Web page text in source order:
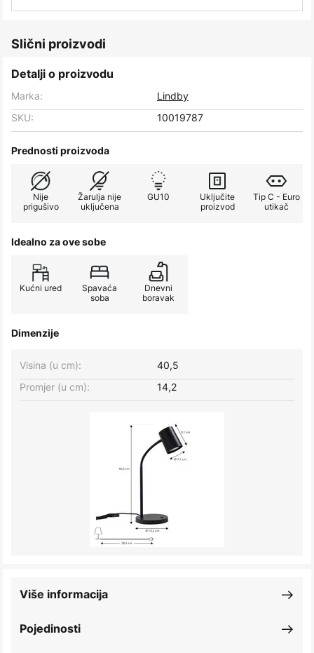
Slični proizvodi
Detalji o proizvodu
Marka:
Lindby
SKU:
10019787
Prednosti proizvoda
Nije
prigušivo
Žarulja nije
uključena
GU10
Uključite
proizvod
Tip C - Euro
utikač
Idealno za ove sobe
Kućni ured
Spavaća
soba
Dnevni
boravak
Dimenzije
Visina (u cm):
40,5
Promjer (u cm):
14,2
Pojedinosti
Više informacija